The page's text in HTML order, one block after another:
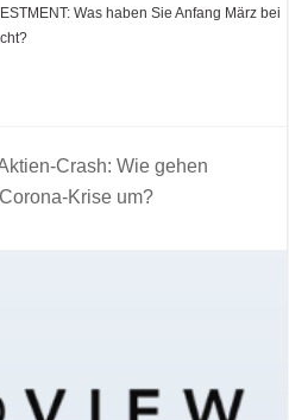
Was haben Sie Anfang März bei
Crash: Wie gehen
Krise um?